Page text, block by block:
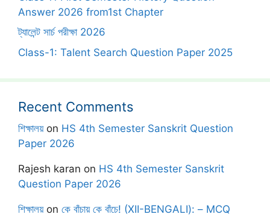
Answer 2026 from1st Chapter
ট্যালেন্ট সার্চ পরীক্ষা 2026
Class-1: Talent Search Question Paper 2025
Recent Comments
শিক্ষালয়on HS 4th Semester Sanskrit Question
Paper 2026
Rajesh karan on HS 4th Semester Sanskrit
Question Paper 2026
শিক্ষালয়on কে বাঁচায় কে বাঁচে! (XII-BENGALI): – MCQ